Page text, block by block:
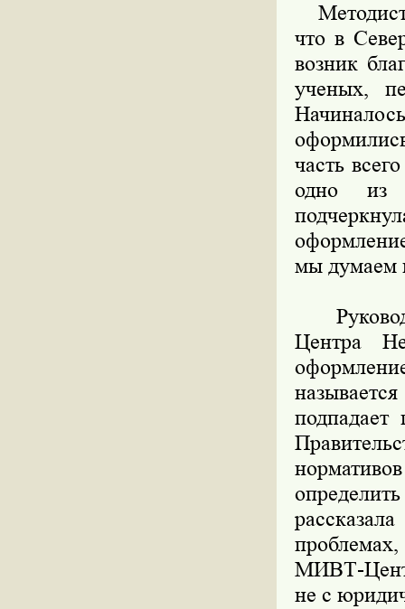
что в
возник
ученых,
часть
одно из
мы думаем
Центра
подпадает
МИВТ-
не с